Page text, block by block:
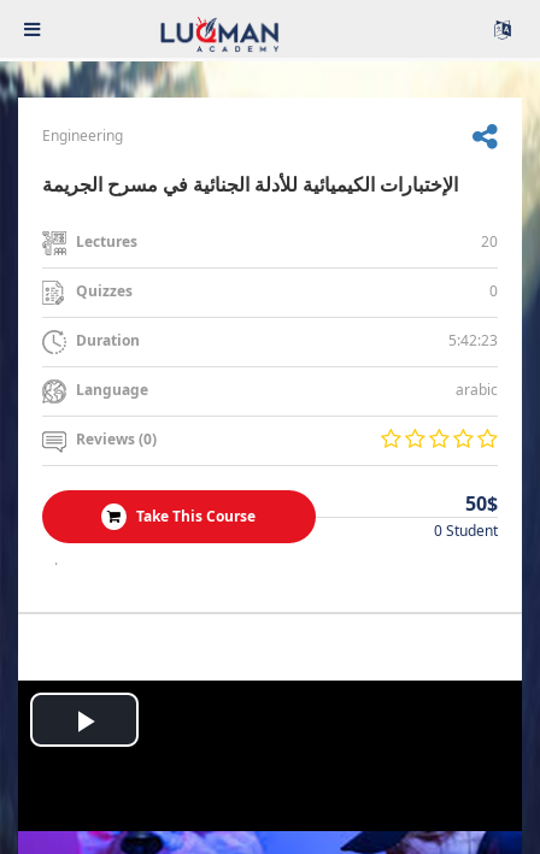
Engineering
الإختبارات الكيميائية للأدلة الجنائية في مسرح الجريمة
Lectures 20
Quizzes 0
Duration 5:42:23
Language arabic
Reviews (0)
Take This Course 50$
0 Student
.
Play